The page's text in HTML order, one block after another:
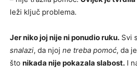
leži ključ problema.
Jer niko joj nije ni ponudio ruku. Svi
snalazi, da njoj ne treba pomoć, da je
što nikada nije pokazala slabost. I